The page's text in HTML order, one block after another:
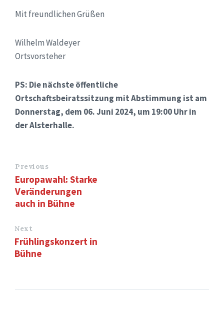
Mit freundlichen Grüßen
Wilhelm Waldeyer
Ortsvorsteher
PS: Die nächste öffentliche
Ortschaftsbeiratssitzung mit Abstimmung ist am
Donnerstag, dem 06. Juni 2024, um 19:00 Uhr in
der Alsterhalle.
Previous
Europawahl: Starke
Veränderungen
auch in Bühne
Next
Frühlingskonzert in
Bühne